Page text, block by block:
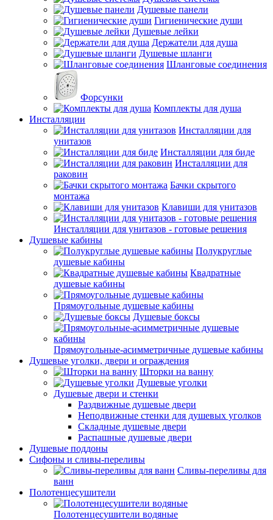
Душевые панели
Гигиенические души
Душевые лейки
Держатели для душа
Душевые шланги
Шланговые соединения
Форсунки
Комплекты для душа
Инсталляции
Инсталляции для
унитазов
Инсталляции для биде
Инсталляции для
раковин
Бачки скрытого
монтажа
Клавиши для унитазов
Инсталляции для унитазов - готовые решения
Душевые кабины
Полукруглые
душевые кабины
Квадратные
душевые кабины
Прямоугольные душевые кабины
Душевые боксы
Прямоугольные-асимметричные душевые кабины
Душевые уголки, двери и ограждения
Шторки на ванну
Душевые уголки
Душевые двери и стенки
Раздвижные душевые двери
Неподвижные стенки для душевых уголков
Складные душевые двери
Распашные душевые двери
Душевые поддоны
Сифоны и сливы-переливы
Сливы-переливы для
ванн
Полотенцесушители
Полотенцесушители водяные